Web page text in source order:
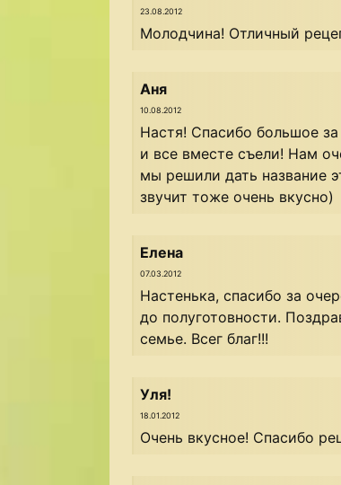
23.08.2012
Молодчина! Отличный
Аня
10.08.2012
Настя! Спасибо большое
и все вместе съели! Нам
мы решили дать название
звучит тоже очень вкусно)
Елена
07.03.2012
Настенька, спасибо за
до полуготовности.
семье. Всег благ!!!
Уля!
18.01.2012
Очень вкусное! Спасибо